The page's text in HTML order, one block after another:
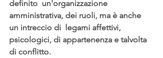
definito  un'organizzazione
amministrativa, dei ruoli, ma è anche
un intreccio di  legami affettivi,
psicologici, di appartenenza e talvolta
di conflitto.